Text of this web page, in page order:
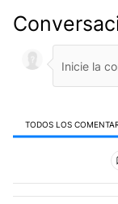
TODOS LOS
Todos los